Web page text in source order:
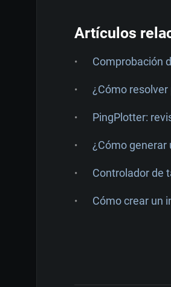
Artículos
Comprobación
¿Cómo resolver
PingPlotter:
¿Cómo generar
Controlador de
Cómo crear un